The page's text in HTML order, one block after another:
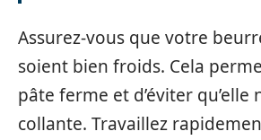
Assurez-vous que votre
soient bien froids. Cela
pâte ferme et d’éviter qu’elle
collante. Travaillez